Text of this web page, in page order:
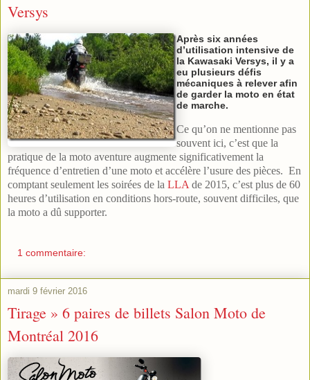
Versys
Après six années
d’utilisation intensive de
la Kawasaki Versys, il y a
eu plusieurs défis
mécaniques à relever afin
de garder la moto en état
de marche.
Ce qu’on ne mentionne pas
souvent ici, c’est que la
pratique de la moto aventure augmente significativement la
fréquence d’entretien d’une moto et accélère l’usure des pièces. En
comptant seulement les soirées de la LLA de 2015, c’est plus de 60
heures d’utilisation en conditions hors-route, souvent difficiles, que
la moto a dû supporter.
1 commentaire:
mardi 9 février 2016
Tirage » 6 paires de billets Salon Moto de
Montréal 2016